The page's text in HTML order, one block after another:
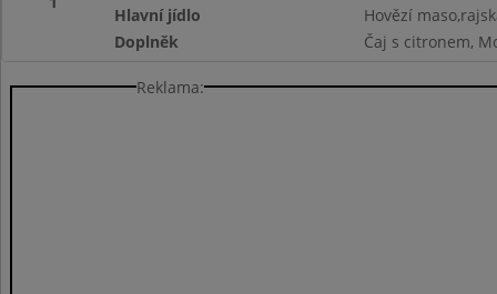
Hlavní jídlo
Hovězí
Doplněk
Čaj s citronem,
Reklama: